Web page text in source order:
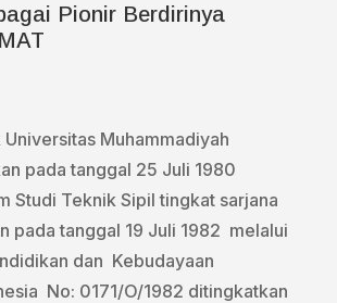
Pionir Berdirinya
Muhammadiyah
pada tanggal 25 Juli 1980
Studi Teknik Sipil tingkat sarjana
pada tanggal 19 Juli 1982 melalui
dan Kebudayaan
No: 0171/O/1982 ditingkatkan